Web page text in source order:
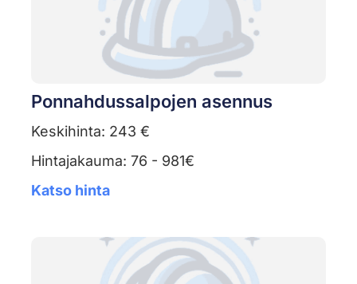
Ponnahdussalpojen asennus
Keskihinta: 243 €
Hintajakauma: 76 - 981€
Katso hinta